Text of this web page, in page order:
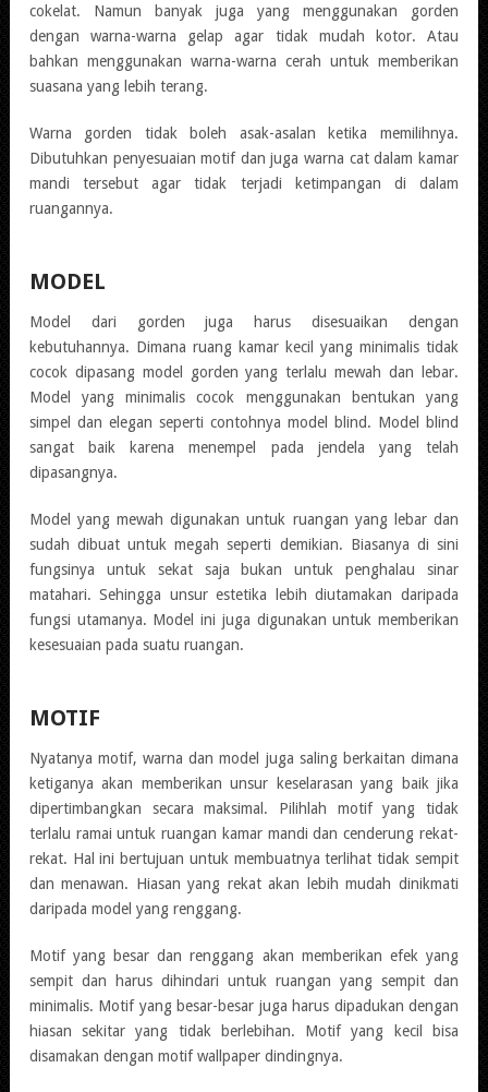
cokelat. Namun banyak juga yang menggunakan gorden
dengan warna-warna gelap agar tidak mudah kotor. Atau
bahkan menggunakan warna-warna cerah untuk memberikan
suasana yang lebih terang.
Warna gorden tidak boleh asak-asalan ketika memilihnya.
Dibutuhkan penyesuaian motif dan juga warna cat dalam kamar
mandi tersebut agar tidak terjadi ketimpangan di dalam
ruangannya.
MODEL
Model dari gorden juga harus disesuaikan dengan
kebutuhannya. Dimana ruang kamar kecil yang minimalis tidak
cocok dipasang model gorden yang terlalu mewah dan lebar.
Model yang minimalis cocok menggunakan bentukan yang
simpel dan elegan seperti contohnya model blind. Model blind
sangat baik karena menempel pada jendela yang telah
dipasangnya.
Model yang mewah digunakan untuk ruangan yang lebar dan
sudah dibuat untuk megah seperti demikian. Biasanya di sini
fungsinya untuk sekat saja bukan untuk penghalau sinar
matahari. Sehingga unsur estetika lebih diutamakan daripada
fungsi utamanya. Model ini juga digunakan untuk memberikan
kesesuaian pada suatu ruangan.
MOTIF
Nyatanya motif, warna dan model juga saling berkaitan dimana
ketiganya akan memberikan unsur keselarasan yang baik jika
dipertimbangkan secara maksimal. Pilihlah motif yang tidak
terlalu ramai untuk ruangan kamar mandi dan cenderung rekat-
rekat. Hal ini bertujuan untuk membuatnya terlihat tidak sempit
dan menawan. Hiasan yang rekat akan lebih mudah dinikmati
daripada model yang renggang.
Motif yang besar dan renggang akan memberikan efek yang
sempit dan harus dihindari untuk ruangan yang sempit dan
minimalis. Motif yang besar-besar juga harus dipadukan dengan
hiasan sekitar yang tidak berlebihan. Motif yang kecil bisa
disamakan dengan motif wallpaper dindingnya.